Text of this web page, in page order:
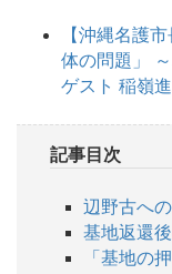
【沖縄名護
体の問題」
ゲスト 稲嶺
記事目次
辺野古へ
基地返還
「基地の